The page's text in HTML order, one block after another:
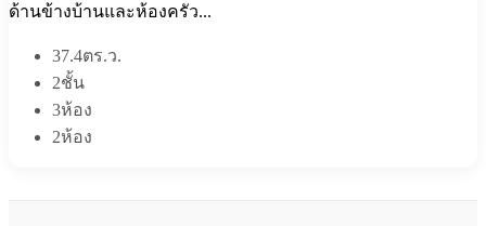
ด้านข้างบ้านและห้องครัว...
37.4ตร.ว.
2ชั้น
3ห้อง
2ห้อง